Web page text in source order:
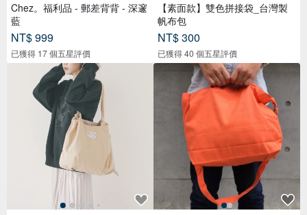
Chez。福利品 - 郵差背背 - 深邃
藍
NT$ 999
已獲得 17 個五星評價
【素面款】雙色拼接袋_台灣製
帆布包
NT$ 300
已獲得 40 個五星評價